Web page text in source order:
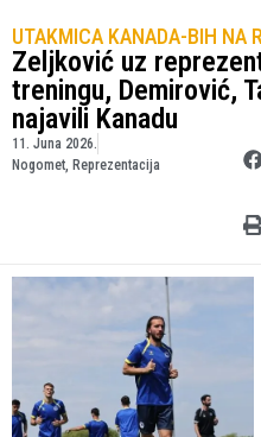
UTAKMICA KANADA-BIH NA
Zeljković uz
treningu, Demirović,
najavili Kanadu
11. Juna 2026.
Nogomet, Reprezentacija